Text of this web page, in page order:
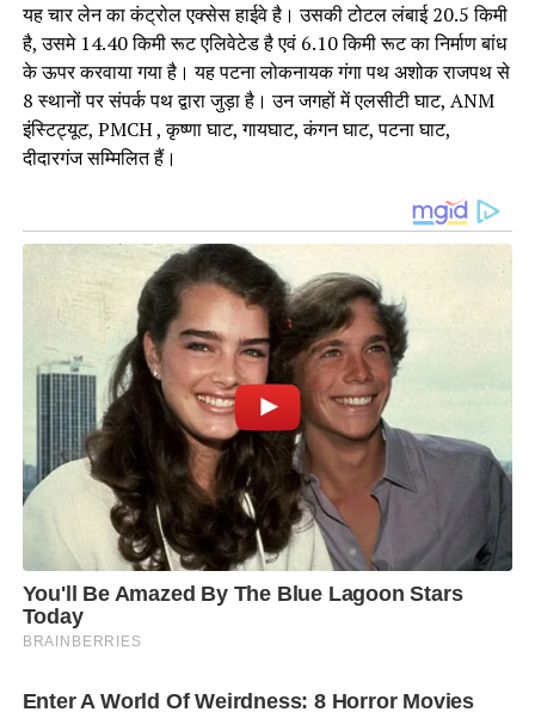
यह चार लेन का कंट्रोल एक्सेस हाईवे है। उसकी टोटल लंबाई 20.5 किमी
है, उसमे 14.40 किमी रूट एलिवेटेड है एवं 6.10 किमी रूट का निर्माण बांध
के ऊपर करवाया गया है। यह पटना लोकनायक गंगा पथ अशोक राजपथ से
8 स्थानों पर संपर्क पथ द्वारा जुड़ा है। उन जगहों में एलसीटी घाट, ANM
इंस्टिट्यूट, PMCH , कृष्णा घाट, गायघाट, कंगन घाट, पटना घाट,
दीदारगंज सम्मिलित हैं।